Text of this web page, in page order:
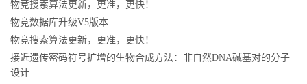
物竞搜索算法更新，更准，更快！
物竞数据库升级V5版本
物竞搜索算法更新，更准，更快！
接近遗传密码符号扩增的生物合成方法：非自然DNA碱基对的分子
设计